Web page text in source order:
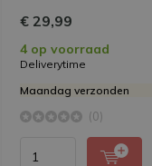
€ 29,99
4 op voorraad
Deliverytime
Maandag verzonden
(0)